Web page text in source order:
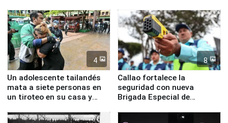
4
Un adolescente tailandés
mata a siete personas en
un tiroteo en su casa y
8
Callao fortalece la
seguridad con nueva
Brigada Especial de
equipamiento para